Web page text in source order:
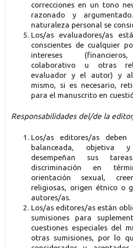
correcciones en un tono
razonado y
naturaleza personal se
Los/as evaluadores/as
conscientes de cualquier
intereses
colaborativo u otras
evaluador y el autor) y
mismo, si es necesario,
para el manuscrito en
Responsabilidades del/de la
Los/as editores/as
balanceada, objetiva
desempeñan sus
discriminación en
orientación sexual,
religiosas, origen étnico o
autores/as.
Los/as editores/as están
sumisiones para
cuestiones especiales del
otras sumisiones, por lo